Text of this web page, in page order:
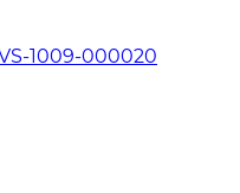
1009-000020